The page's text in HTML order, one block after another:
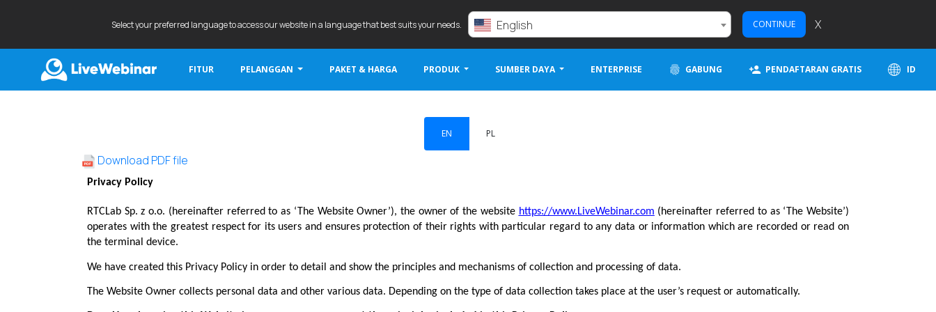
Select your preferred language to access our website in a language that best suits your needs. English CONTINUE X
FITUR PELANGGAN PAKET & HARGA PRODUK SUMBER DAYA ENTERPRISE GABUNG PENDAFTARAN GRATIS ID
EN PL
Download PDF file